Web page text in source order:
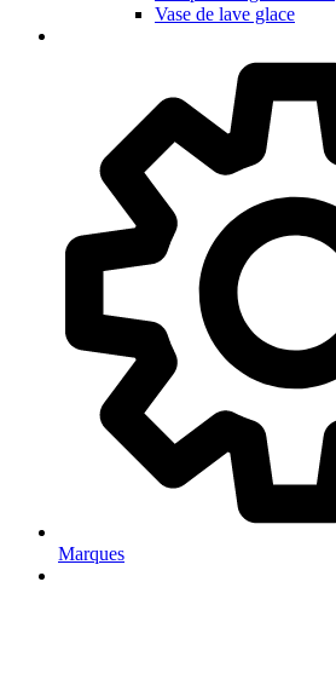
Vase de lave glace
Marques